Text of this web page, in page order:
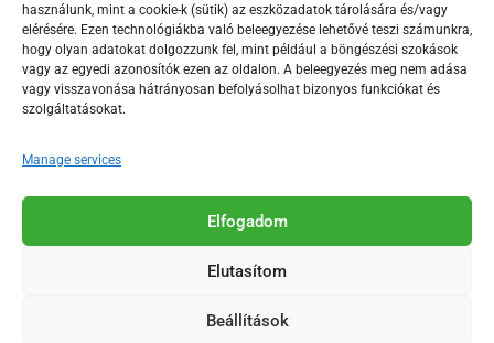
használunk, mint a cookie-k (sütik) az eszközadatok tárolására és/vagy
elérésére. Ezen technológiákba való beleegyezése lehetővé teszi számunkra,
hogy olyan adatokat dolgozzunk fel, mint például a böngészési szokások
vagy az egyedi azonosítók ezen az oldalon. A beleegyezés meg nem adása
vagy visszavonása hátrányosan befolyásolhat bizonyos funkciókat és
szolgáltatásokat.
Manage services
Elfogadom
Elutasítom
Beállítások
F
a
c
e
o
o
-
Y
o
u
t
b
e
s
T
i
k
Az Érd Média médiaszolgáltatási tevékenységét a
Médiatanács a Magyar Média Mecenatúra program
2018-2026. © Minden jog fenntartva, Érd Megyei Jogú Város